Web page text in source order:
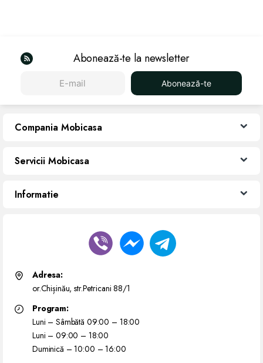
Abonează-te la newsletter
Abonează-te
Compania Mobicasa
Servicii Mobicasa
Informatie
Adresa:
or.Chișinău, str.Petricani 88/1
Program:
Luni – Sâmbătă 09:00 – 18:00
Luni – 09:00 – 18:00
Duminică – 10:00 – 16:00